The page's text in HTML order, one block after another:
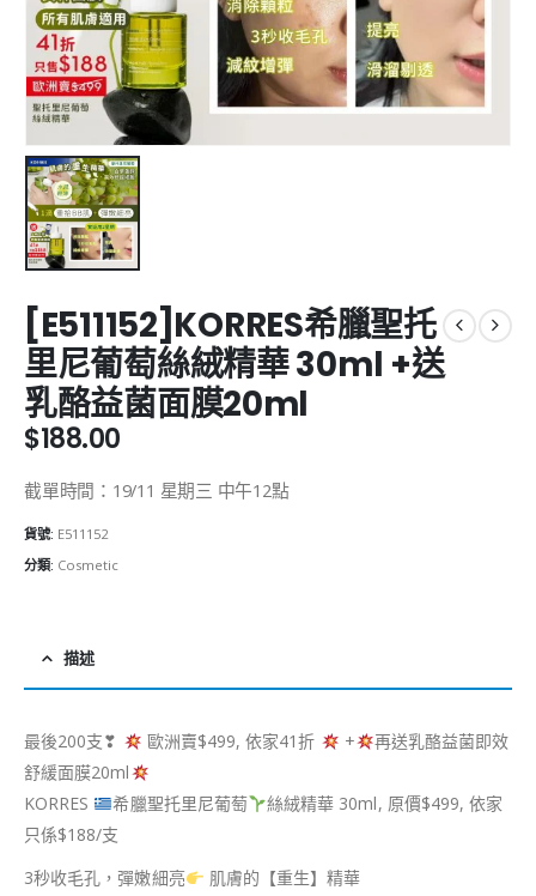
[E511152]KORRES希臘聖托
里尼葡萄絲絨精華 30ml +送
乳酪益菌面膜20ml
$188.00
截單時間：19/11 星期三 中午12點
貨號: E511152
分類: Cosmetic
描述
最後200支❣ 歐洲賣$499, 依家41折 +
再送乳酪益菌即效
舒緩面膜20ml
KORRES
希臘聖托里尼葡萄
絲絨精華 30ml, 原價$499, 依家
只係$188/支
3秒收毛孔，彈嫩細亮
肌膚的【重生】精華